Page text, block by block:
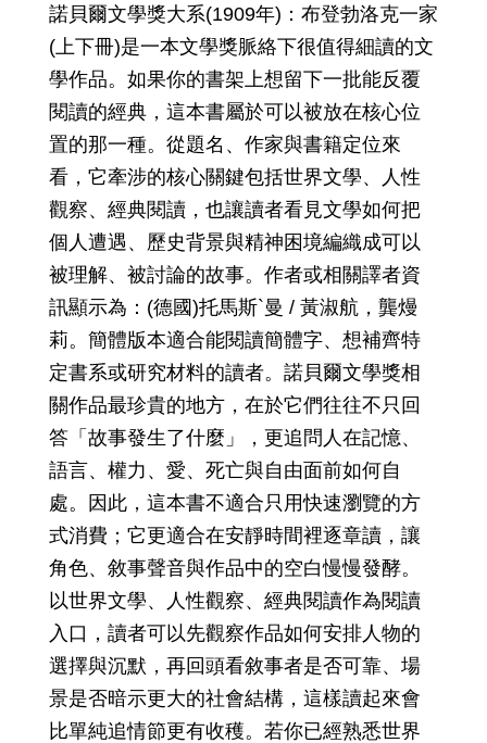
諾貝爾文學獎大系(1909年)：布登勃洛克一家
(上下冊)是一本文學獎脈絡下很值得細讀的文
學作品。如果你的書架上想留下一批能反覆
閱讀的經典，這本書屬於可以被放在核心位
置的那一種。從題名、作家與書籍定位來
看，它牽涉的核心關鍵包括世界文學、人性
觀察、經典閱讀，也讓讀者看見文學如何把
個人遭遇、歷史背景與精神困境編織成可以
被理解、被討論的故事。作者或相關譯者資
訊顯示為：(德國)托馬斯`曼 / 黃淑航，龔熳
莉。簡體版本適合能閱讀簡體字、想補齊特
定書系或研究材料的讀者。諾貝爾文學獎相
關作品最珍貴的地方，在於它們往往不只回
答「故事發生了什麼」，更追問人在記憶、
語言、權力、愛、死亡與自由面前如何自
處。因此，這本書不適合只用快速瀏覽的方
式消費；它更適合在安靜時間裡逐章讀，讓
角色、敘事聲音與作品中的空白慢慢發酵。
以世界文學、人性觀察、經典閱讀作為閱讀
入口，讀者可以先觀察作品如何安排人物的
選擇與沉默，再回頭看敘事者是否可靠、場
景是否暗示更大的社會結構，這樣讀起來會
比單純追情節更有收穫。若你已經熟悉世界